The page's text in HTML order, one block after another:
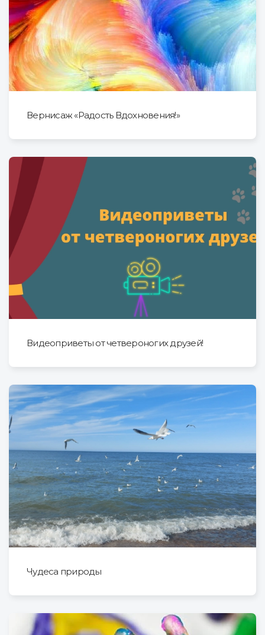
Вернисаж «Радость Вдохновения!»
Видеоприветы от четвероногих друзей!
Чудеса природы